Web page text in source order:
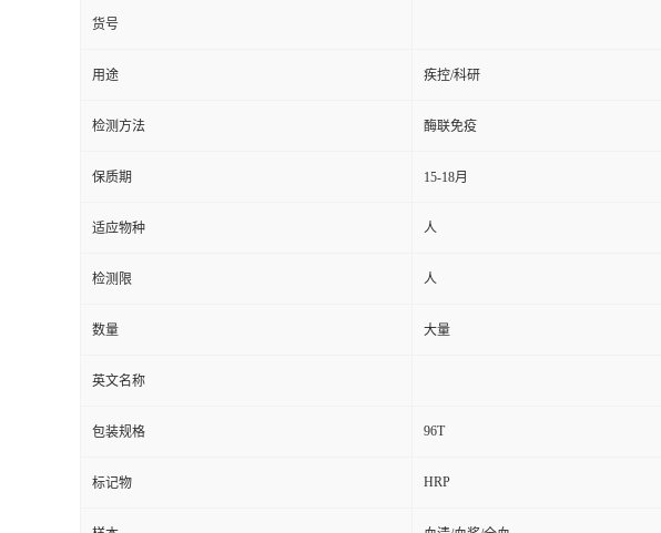
货号
用途 疾控/科研
检测方法 酶联免疫
保质期 15-18月
适应物种 人
检测限 人
数量 大量
英文名称
包装规格 96T
标记物 HRP